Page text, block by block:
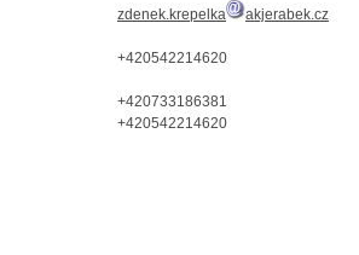
zdenek.krepelka
akjerabek.cz
+420542214620
+420733186381
+420542214620